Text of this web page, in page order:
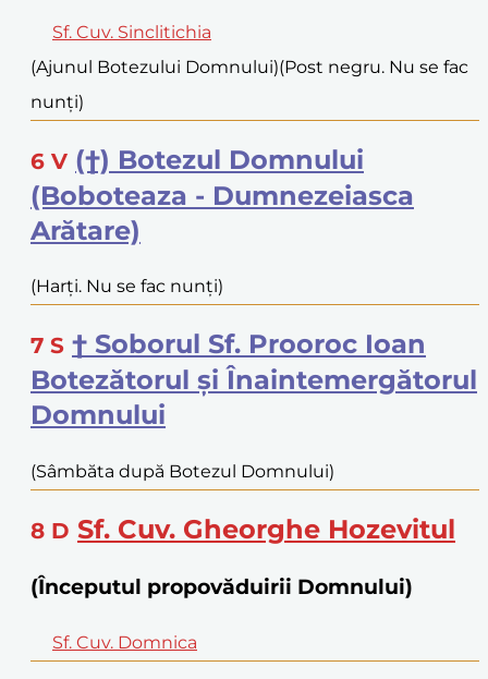
Sf. Cuv. Sinclitichia
(Ajunul Botezului Domnului)(Post negru. Nu se fac
nunți)
6 V (†) Botezul Domnului
(Boboteaza - Dumnezeiasca
Arătare)
(Harți. Nu se fac nunți)
7 S † Soborul Sf. Prooroc Ioan
Botezătorul și Înaintemergătorul
Domnului
(Sâmbăta după Botezul Domnului)
8 D Sf. Cuv. Gheorghe Hozevitul
(Începutul propovăduirii Domnului)
Sf. Cuv. Domnica